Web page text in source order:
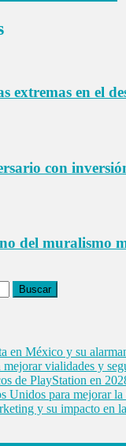
extremas en el
con
del muralismo
en México y su
vialidades y
de PlayStation en
Unidos para mejorar
y su impacto en